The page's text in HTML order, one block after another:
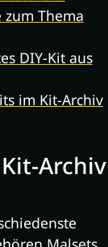
Thema
DIY-Kit aus
im Kit-Archiv
Archiv